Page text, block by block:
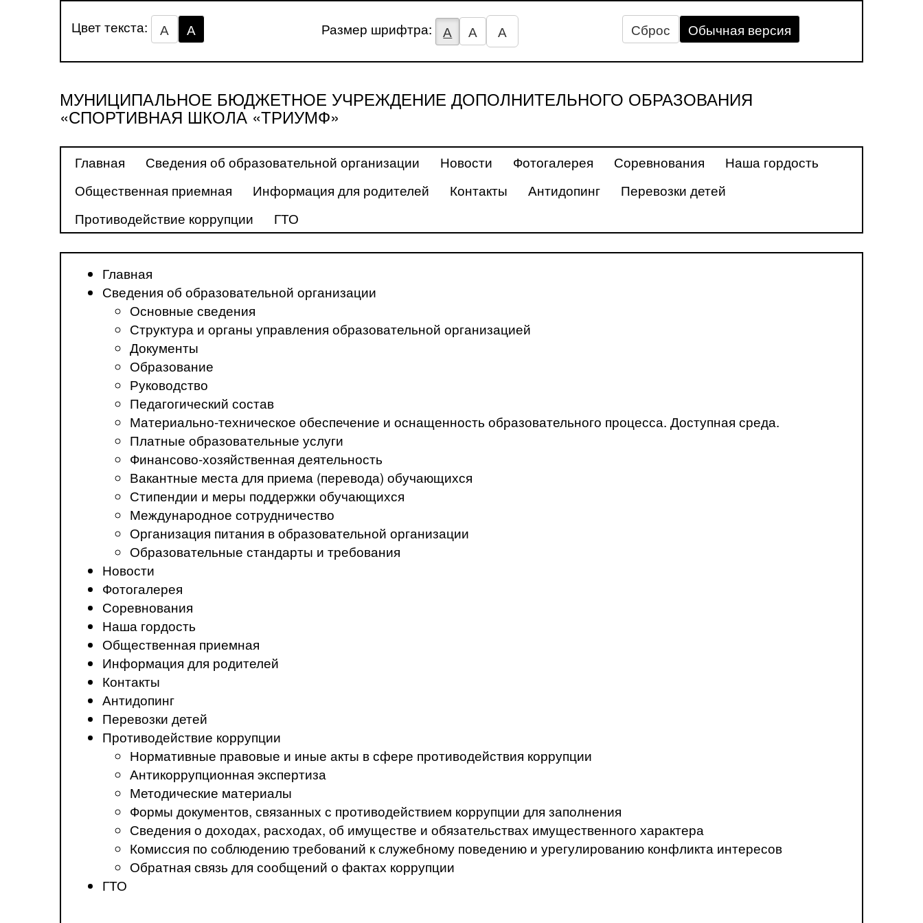
Цвет текста: А А Размер шрифтра: А А А Сброс Обычная версия
МУНИЦИПАЛЬНОЕ БЮДЖЕТНОЕ УЧРЕЖДЕНИЕ ДОПОЛНИТЕЛЬНОГО ОБРАЗОВАНИЯ
«СПОРТИВНАЯ ШКОЛА «ТРИУМФ»
Главная Сведения об образовательной организации Новости Фотогалерея Соревнования
Наша гордость
Общественная приемная
Информация для родителей Контакты Антидопинг
Перевозки детей
Противодействие коррупции
ГТО
Главная
Сведения об образовательной организации
Основные сведения
Структура и органы управления образовательной организацией
Документы
Образование
Руководство
Педагогический состав
Материально-техническое обеспечение и оснащенность образовательного процесса. Доступная среда.
Платные образовательные услуги
Финансово-хозяйственная деятельность
Вакантные места для приема (перевода) обучающихся
Стипендии и меры поддержки обучающихся
Международное сотрудничество
Организация питания в образовательной организации
Образовательные стандарты и требования
Новости
Фотогалерея
Соревнования
Наша гордость
Общественная приемная
Информация для родителей
Контакты
Антидопинг
Перевозки детей
Противодействие коррупции
Нормативные правовые и иные акты в сфере противодействия коррупции
Антикоррупционная экспертиза
Методические материалы
Формы документов, связанных с противодействием коррупции для заполнения
Сведения о доходах, расходах, об имуществе и обязательствах имущественного характера
Комиссия по соблюдению требований к служебному поведению и урегулированию конфликта интересов
Обратная связь для сообщений о фактах коррупции
ГТО